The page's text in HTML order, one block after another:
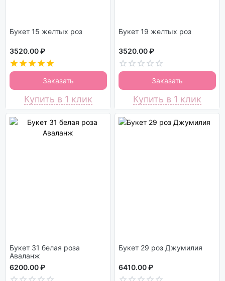
Букет 15 желтых роз
3520.00 ₽
Заказать
Купить в 1 клик
Букет 19 желтых роз
3520.00 ₽
Заказать
Купить в 1 клик
Букет 31 белая роза
Аваланж
6200.00 ₽
Букет 29 роз Джумилия
6410.00 ₽